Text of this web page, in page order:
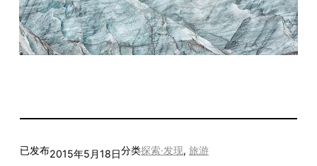
已发布2015年5月18日分类探索·发现, 旅游